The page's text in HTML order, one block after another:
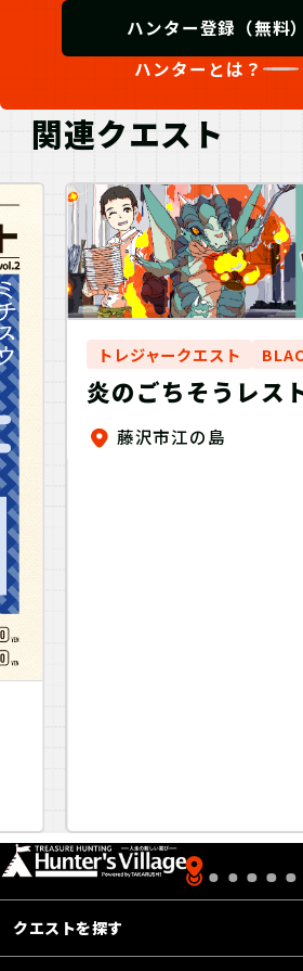
ハンター登録（無料）
ハンターとは？
関連クエスト
トレジャークエスト
炎のごちそうレス
藤沢市江の島
クエストを探す